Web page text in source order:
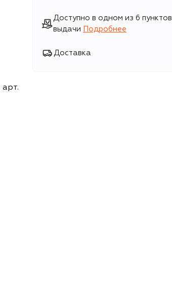
Доступно в одном из 6 пунктов
выдачи
Подробнее
Доставка